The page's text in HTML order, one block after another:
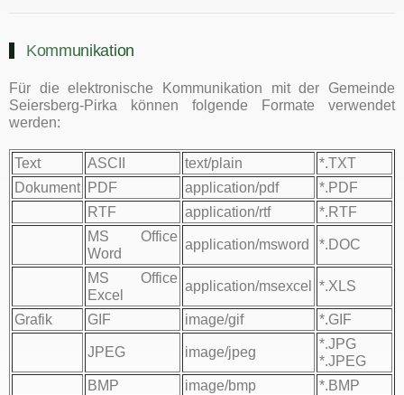
Kommunikation
Für die elektronische Kommunikation mit der Gemeinde
Seiersberg-Pirka können folgende Formate verwendet
werden:
Text ASCII text/plain
*.TXT
Dokument
PDF application/pdf
*.PDF
RTF
application/rtf
*.RTF
MS Office
Word
application/msword *.DOC
MS Office
Excel
application/msexcel *.XLS
Grafik GIF image/gif *.GIF
JPEG image/jpeg
*.JPG
*.JPEG
BMP
image/bmp *.BMP